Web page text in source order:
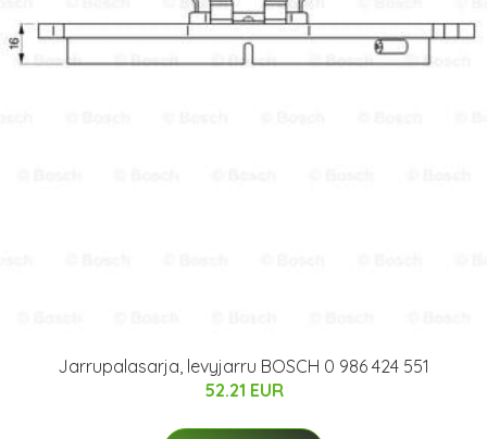
Jarrupalasarja, levyjarru BOSCH 0 986 424 551
52.21 EUR